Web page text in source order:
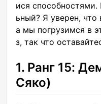
ися
ьный? Я уверен, что
а мы погрузимся в
з, так что
1. Ранг 15:
Сяко)